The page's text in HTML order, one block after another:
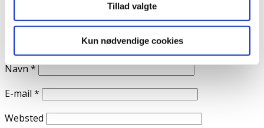
Tillad valgte
Kun nødvendige cookies
Navn*
E-mail *
Websted